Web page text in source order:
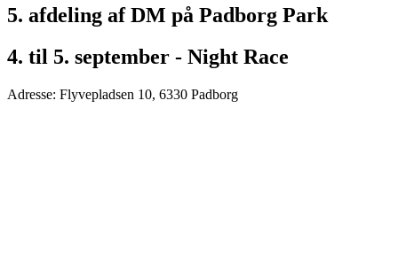
5. afdeling af DM på Padborg Park
4. til 5. september - Night Race
Adresse: Flyvepladsen 10, 6330 Padborg